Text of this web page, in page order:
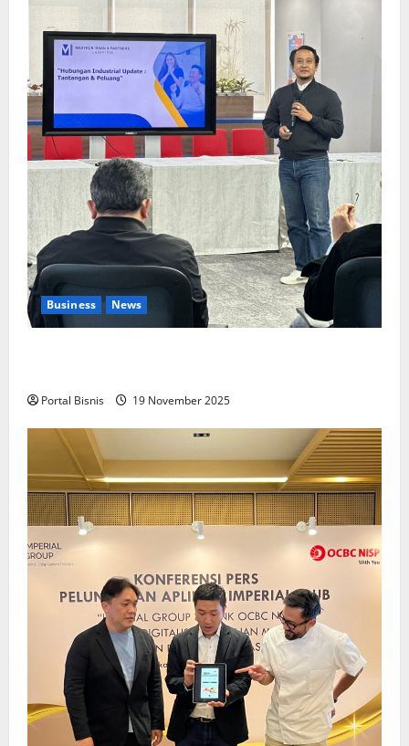
Business News
Portal Bisnis 19 November 2025